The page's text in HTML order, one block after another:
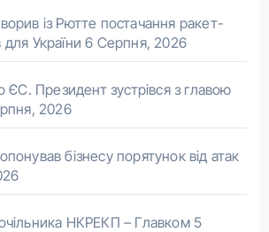
із Рютте постачання ракет-
України 6 Серпня, 2026
ЄС. Президент зустрівся з главою
2026
бізнесу порятунок від атак
НКРЕКП – Главком 5